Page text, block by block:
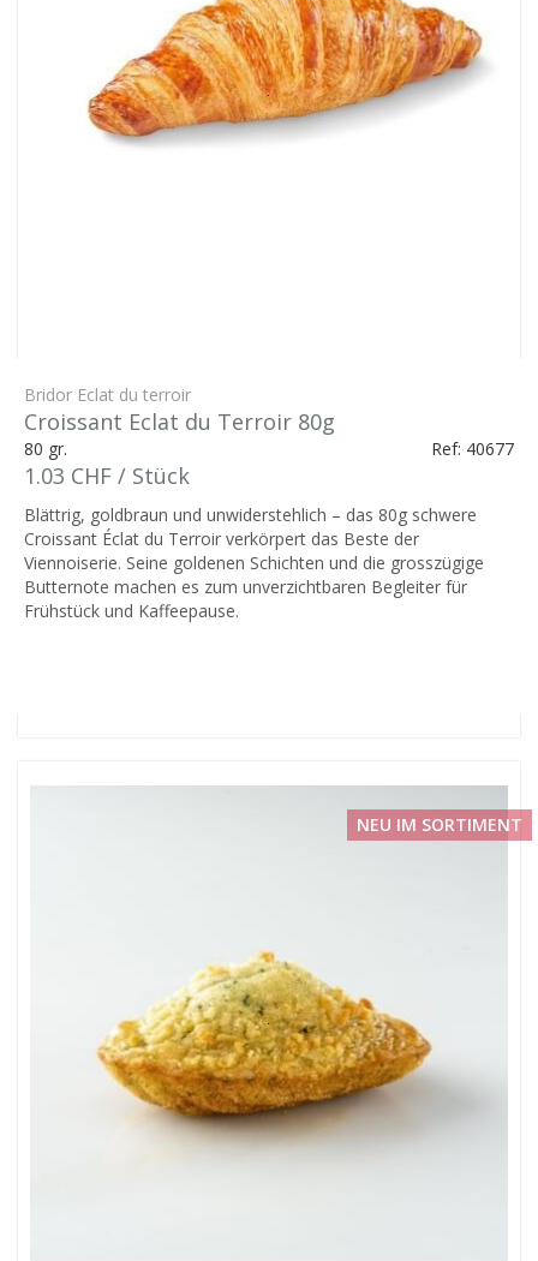
Bridor Eclat du terroir
Croissant Eclat du Terroir 80g
80 gr. Ref: 40677
1.03 CHF / Stück
Blättrig, goldbraun und unwiderstehlich – das 80g schwere
Croissant Éclat du Terroir verkörpert das Beste der
Viennoiserie. Seine goldenen Schichten und die grosszügige
Butternote machen es zum unverzichtbaren Begleiter für
Frühstück und Kaffeepause.
NEU IM SORTIMENT